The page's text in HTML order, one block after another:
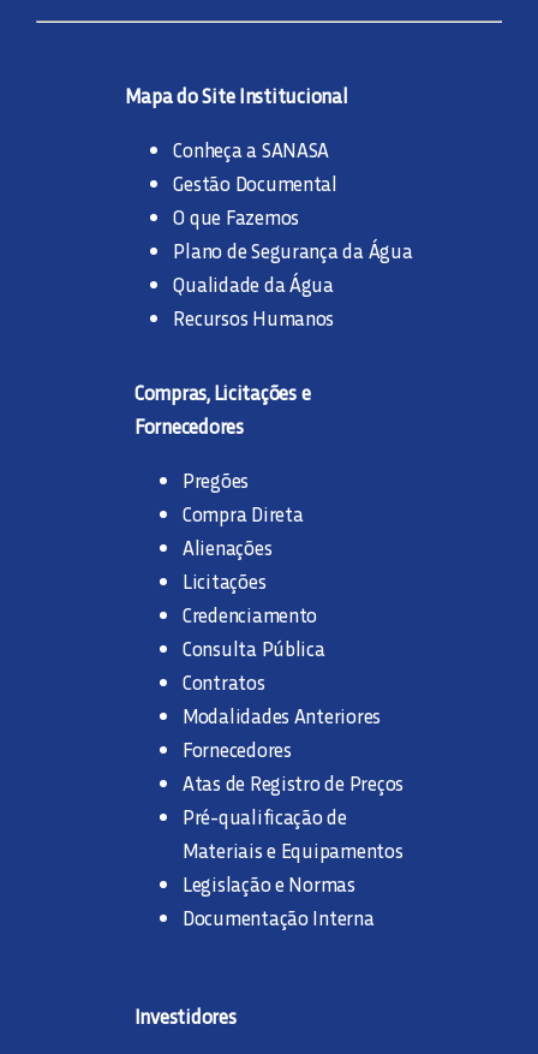
Mapa do Site Institucional
Conheça a SANASA
Gestão Documental
O que Fazemos
Plano de Segurança da Água
Qualidade da Água
Recursos Humanos
Compras, Licitações e
Fornecedores
Pregões
Compra Direta
Alienações
Licitações
Credenciamento
Consulta Pública
Contratos
Modalidades Anteriores
Fornecedores
Atas de Registro de Preços
Pré-qualificação de
Materiais e Equipamentos
Legislação e Normas
Documentação Interna
Investidores